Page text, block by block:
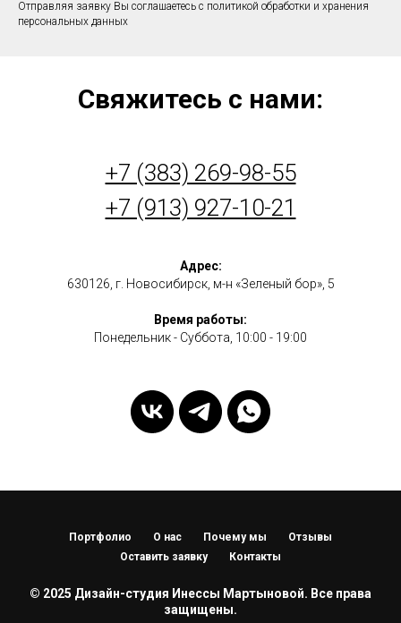
Отправляя заявку Вы соглашаетесь с политикой обработки и хранения
персональных данных
Свяжитесь с нами:
+7 (383) 269-98-55
+7 (913) 927-10-21
Адрес:
630126, г. Новосибирск, м-н «Зеленый бор», 5
Время работы:
Понедельник - Суббота, 10:00 - 19:00
Портфолио О нас Почему мы
Отзывы
Оставить заявку
Контакты
© 2025 Дизайн-студия Инессы Мартыновой. Все права
защищены.